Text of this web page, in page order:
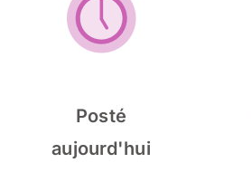
Posté
aujourd'hui